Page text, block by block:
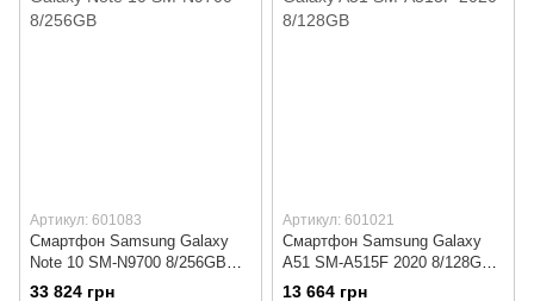
Артикул: 601083
Смартфон Samsung Galaxy
Note 10 SM-N9700 8/256GB
White
33 824 грн
Артикул: 601021
Смартфон Samsung Galaxy
A51 SM-A515F 2020 8/128GB
Blue
13 664 грн